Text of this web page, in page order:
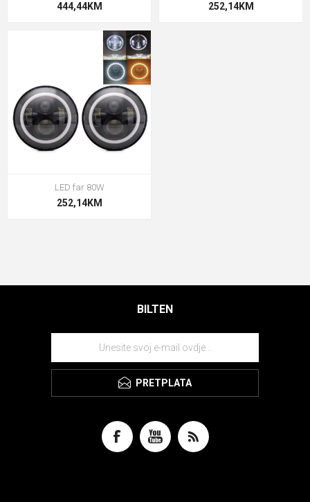
444,44KM 252,14KM
LED far 80W
252,14KM
BILTEN
PRETPLATA